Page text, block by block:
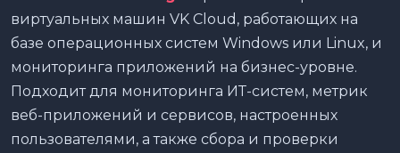
виртуальных машин VK Cloud, работающих на
базе операционных систем Windows или Linux, и
мониторинга приложений на бизнес-уровне.
Подходит для мониторинга ИТ-систем, метрик
веб-приложений и сервисов, настроенных
пользователями, а также сбора и проверки